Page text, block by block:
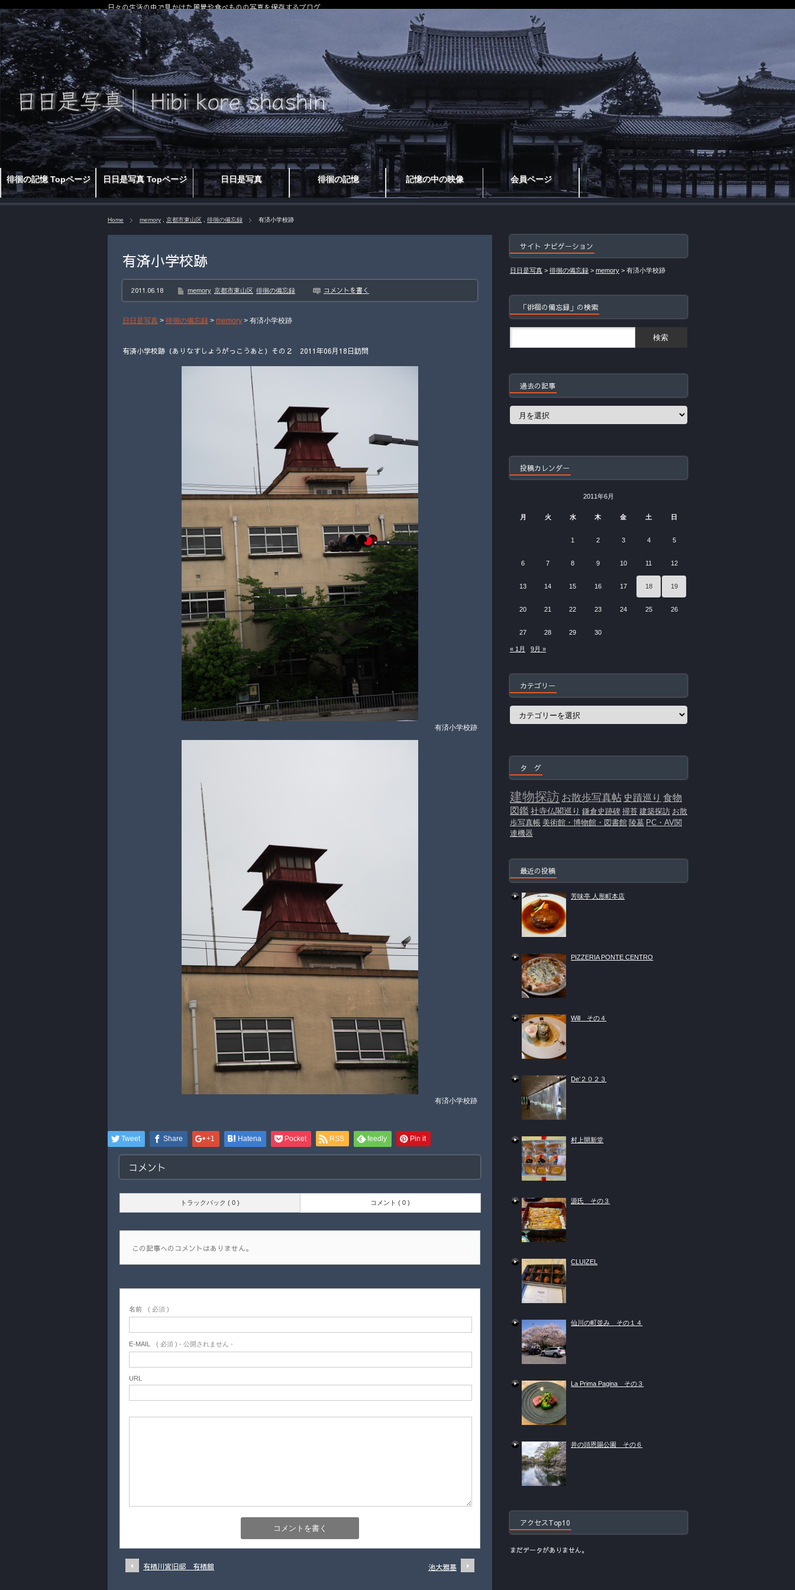
徘徊の記憶 Topページ 日日是写真 Topページ 日日是写真 徘徊の記憶 記憶の中の映像 会員ページ
日々の生活の中で見かけた風景や食べものの写真を保存するブログ
Home memory 京都市東山区 徘徊の備忘録 有済小学校跡
有済小学校跡
2011.06.18 memory 京都市東山区 徘徊の備忘録 コメントを書く
日日是写真 > 徘徊の備忘録 > memory > 有済小学校跡
有済小学校跡（ありなすしょうがっこうあと）その２ 2011年06月18日訪問
有済小学校跡
有済小学校跡
Tweet Share +1 Hatena Pocket RSS feedly Pin it
コメント
トラックバック ( 0 ) コメント ( 0 )
この記事へのコメントはありません。
名前 ( 必須 )
E-MAIL ( 必須 ) - 公開されません -
URL
有栖川宮旧邸 有栖館 池大雅墓
サイト ナビゲーション
日日是写真 > 徘徊の備忘録 > memory > 有済小学校跡
「徘徊の備忘録」の検索
過去の記事
過
投稿カレンダー
2011年6月
月 火 水 木 金 土 日
1 2 3 4 5
6 7 8 9 10 11 12
13 14 15 16 17 18 19
20 21 22 23 24 25 26
27 28 29 30
« 1月 9月 »
カテゴリー
カ
タ グ
建物探訪 お散歩写真帖 史蹟巡り 食物
図鑑社寺仏閣巡り 鎌倉史跡碑 掃苔 建築探訪 お散
歩写真帳 美術館・博物館・図書館 陵墓 PC・AV関
連機器
最近の投稿
芳味亭 人形町本店
PIZZERIA PONTE CENTRO
Will その４
De’２０２３
村上開新堂
源氏 その３
CLUIZEL
仙川の町並み その１４
La Prima Pagina その３
井の頭恩賜公園 その６
アクセスTop10
まだデータがありません。